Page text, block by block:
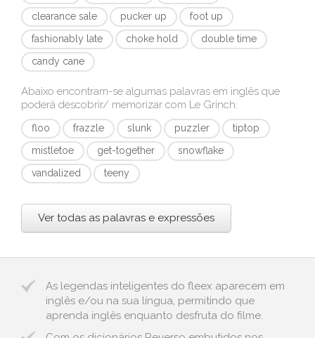
clearance sale
pucker up
foot up
fashionably late
choke hold
double time
candy cane
Abaixo encontram-se algumas palavras em inglês que
poderá descobrir/ memorizar com Le Grinch:
floo frazzle slunk puzzler
tiptop
mistletoe
get-together
snowflake
vandalized
teeny
Ver todas as palavras e expressões
As legendas inteligentes do fleex aparecem em
inglês e/ou na sua língua, permitindo que
aprenda inglês enquanto desfruta do filme.